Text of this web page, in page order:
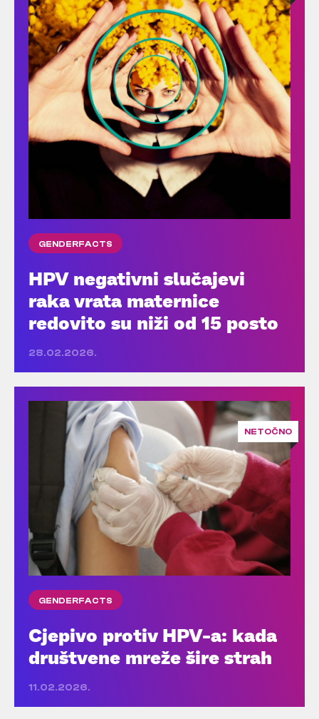
GENDERFACTS
HPV negativni slučajevi
raka vrata maternice
redovito su niži od 15 posto
28.02.2026.
NETOČNO
GENDERFACTS
Cjepivo protiv HPV-a: kada
društvene mreže šire strah
11.02.2026.